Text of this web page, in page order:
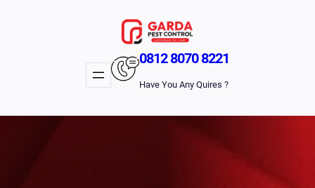
0812 8070 8221
Have You Any Quires ?